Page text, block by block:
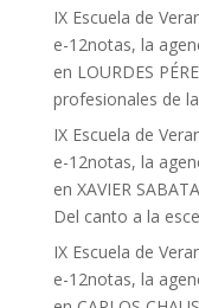
IX Escuela de
e-12notas, la
en LOURDES
profesionales de
IX Escuela de
e-12notas, la
en XAVIER
Del canto a la
IX Escuela de
e-12notas, la